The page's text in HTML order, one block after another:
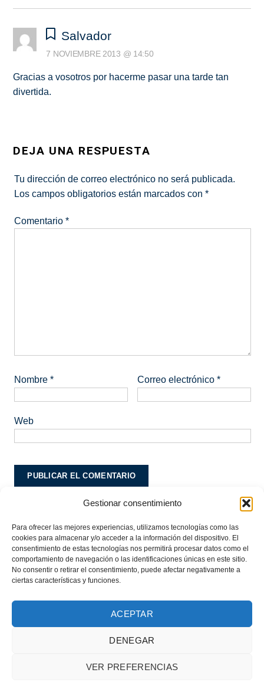
Gestionar consentimiento
Para ofrecer las mejores experiencias, utilizamos tecnologías como las
cookies para almacenar y/o acceder a la información del dispositivo. El
consentimiento de estas tecnologías nos permitirá procesar datos como el
comportamiento de navegación o las identificaciones únicas en este sitio.
No consentir o retirar el consentimiento, puede afectar negativamente a
ciertas características y funciones.
ACEPTAR
DENEGAR
VER PREFERENCIAS
Salvador
7 NOVIEMBRE 2013 @ 14:50
Gracias a vosotros por hacerme pasar una tarde tan
divertida.
DEJA UNA RESPUESTA
Tu dirección de correo electrónico no será publicada.
Los campos obligatorios están marcados con*
Comentario*
Nombre* Correo electrónico*
Web
Este sitio usa Akismet para reducir el spam.
cookies